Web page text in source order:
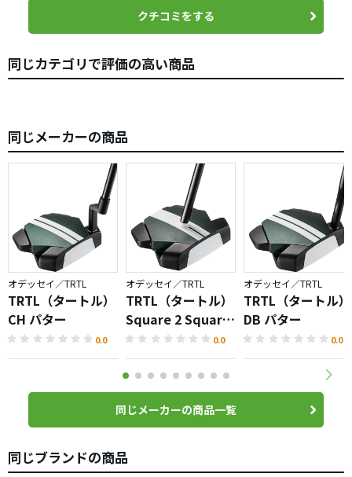
打感は柔らかい。でも柔らかすぎない。丁度良い感じ。
全体的によくまとまっているが、何かコレといったインパ
見た目はお世辞にも格好いいとは言えないが、フェースの
クチコミをする
同じカテゴリで評価の高い商品
同じメーカーの商品
オデッセイ／TRTL
TRTL（タートル）
CH パター
0.0
オデッセイ／TRTL
TRTL（タートル）
Square 2 Square
パター
0.0
オデッセイ／TRTL
TRTL（タートル）
DB パター
0.0
同じメーカーの商品一覧
同じブランドの商品